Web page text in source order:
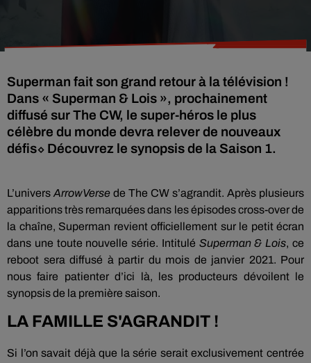
Superman fait son grand retour à la télévision !
Dans « Superman & Lois », prochainement
diffusé sur The CW, le super-héros le plus
célèbre du monde devra relever de nouveaux
défis⬦ Découvrez le synopsis de la Saison 1.
L’univers ArrowVerse de The CW s’agrandit. Après plusieurs
apparitions très remarquées dans les épisodes cross-over de
la chaîne, Superman revient officiellement sur le petit écran
dans une toute nouvelle série. Intitulé Superman & Lois, ce
reboot sera diffusé à partir du mois de janvier 2021. Pour
nous faire patienter d’ici là, les producteurs dévoilent le
synopsis de la première saison.
LA FAMILLE S'AGRANDIT !
Si l’on savait déjà que la série serait exclusivement centrée